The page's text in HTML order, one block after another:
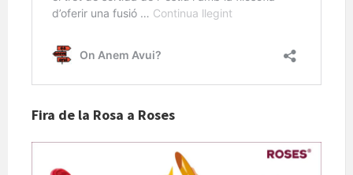
Fira de la Rosa a Roses